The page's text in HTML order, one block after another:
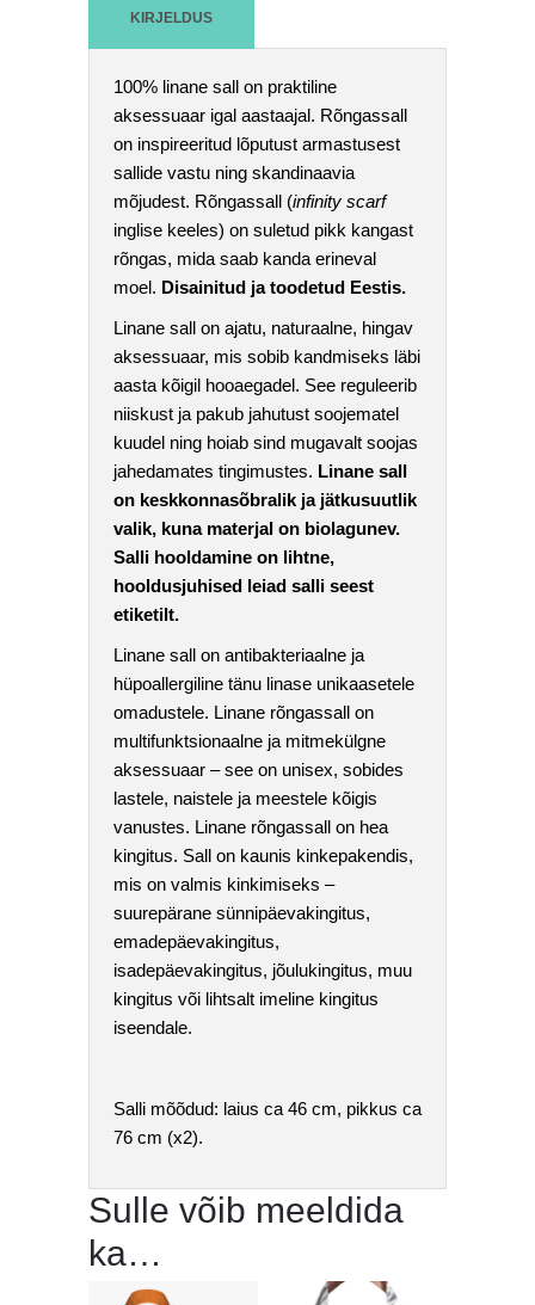
KIRJELDUS
100% linane sall on praktiline
aksessuaar igal aastaajal. Rõngassall
on inspireeritud lõputust armastusest
sallide vastu ning skandinaavia
mõjudest. Rõngassall (infinity scarf
inglise keeles) on suletud pikk kangast
rõngas, mida saab kanda erineval
moel. Disainitud ja toodetud Eestis.
Linane sall on ajatu, naturaalne, hingav
aksessuaar, mis sobib kandmiseks läbi
aasta kõigil hooaegadel. See reguleerib
niiskust ja pakub jahutust soojematel
kuudel ning hoiab sind mugavalt soojas
jahedamates tingimustes. Linane sall
on keskkonnasõbralik ja jätkusuutlik
valik, kuna materjal on biolagunev.
Salli hooldamine on lihtne,
hooldusjuhised leiad salli seest
etiketilt.
Linane sall on antibakteriaalne ja
hüpoallergiline tänu linase unikaasetele
omadustele. Linane rõngassall on
multifunktsionaalne ja mitmekülgne
aksessuaar – see on unisex, sobides
lastele, naistele ja meestele kõigis
vanustes. Linane rõngassall on hea
kingitus. Sall on kaunis kinkepakendis,
mis on valmis kinkimiseks –
suurepärane sünnipäevakingitus,
emadepäevakingitus,
isadepäevakingitus, jõulukingitus, muu
kingitus või lihtsalt imeline kingitus
iseendale.
Salli mõõdud: laius ca 46 cm, pikkus ca
76 cm (x2).
Sulle võib meeldida
ka…